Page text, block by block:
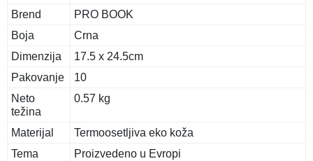
Brend
PRO BOOK
Boja
Crna
Dimenzija
17.5 x 24.5cm
Pakovanje
10
Neto
težina
0.57 kg
Materijal
Termoosetljiva eko koža
Tema
Proizvedeno u Evropi